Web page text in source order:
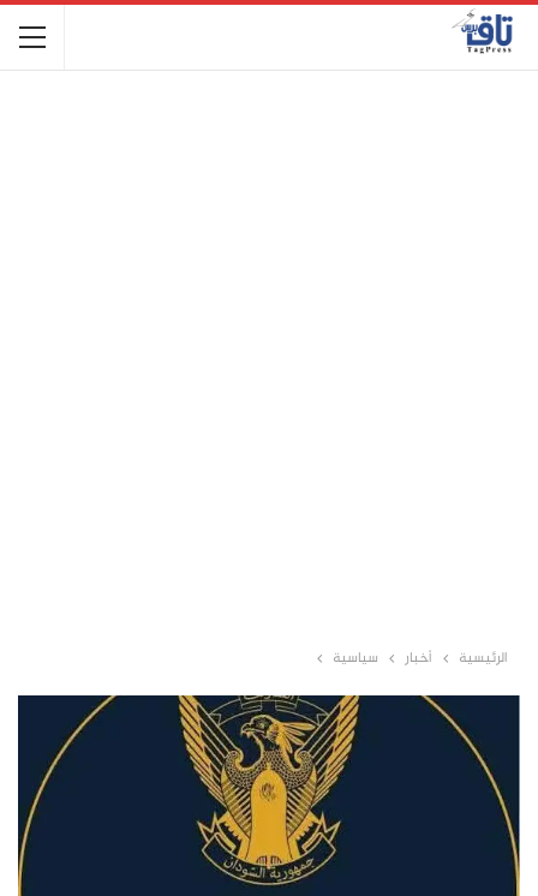
الرئيسية أخبار سياسية